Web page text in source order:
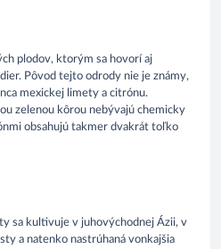
plodov, ktorým sa hovorí aj
Pôvod tejto odrody nie je známy,
mexickej limety a citrónu.
zelenou kôrou nebývajú chemicky
obsahujú takmer dvakrát toľko
sa kultivuje v juhovýchodnej Ázii, v
a natenko nastrúhaná vonkajšia